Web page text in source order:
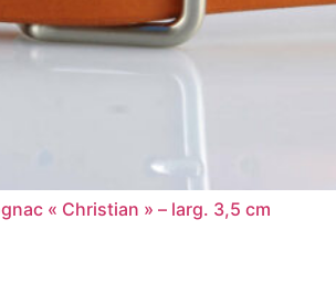
« Christian » – larg. 3,5 cm